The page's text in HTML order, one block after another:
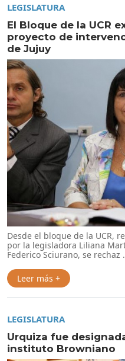
LEGISLATURA
El Bloque de la UCR
proyecto de
de Jujuy
Desde el bloque de la UCR,
por la legisladora Liliana
Federico Sciurano, se rechaz
Leer más +
LEGISLATURA
Urquiza fue
instituto Browniano